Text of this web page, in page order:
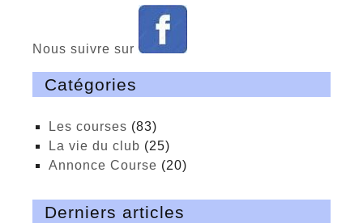
Nous suivre sur
Catégories
Les courses (83)
La vie du club (25)
Annonce Course (20)
Derniers articles